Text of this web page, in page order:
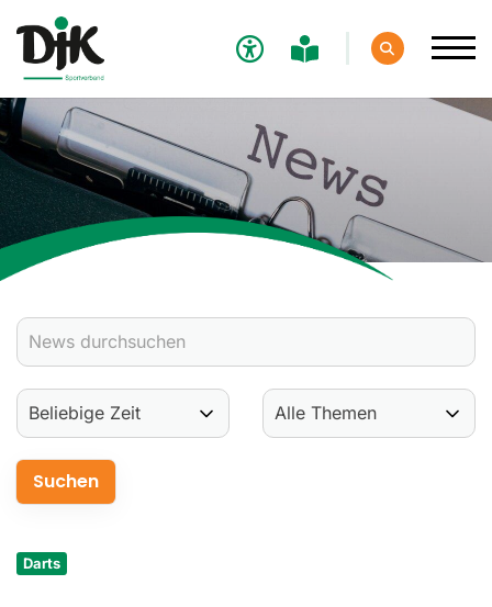
Darts
Verband
Aktuelles
Verbands-News
Termine
Verantwortung
Aus- und Fortbildungen